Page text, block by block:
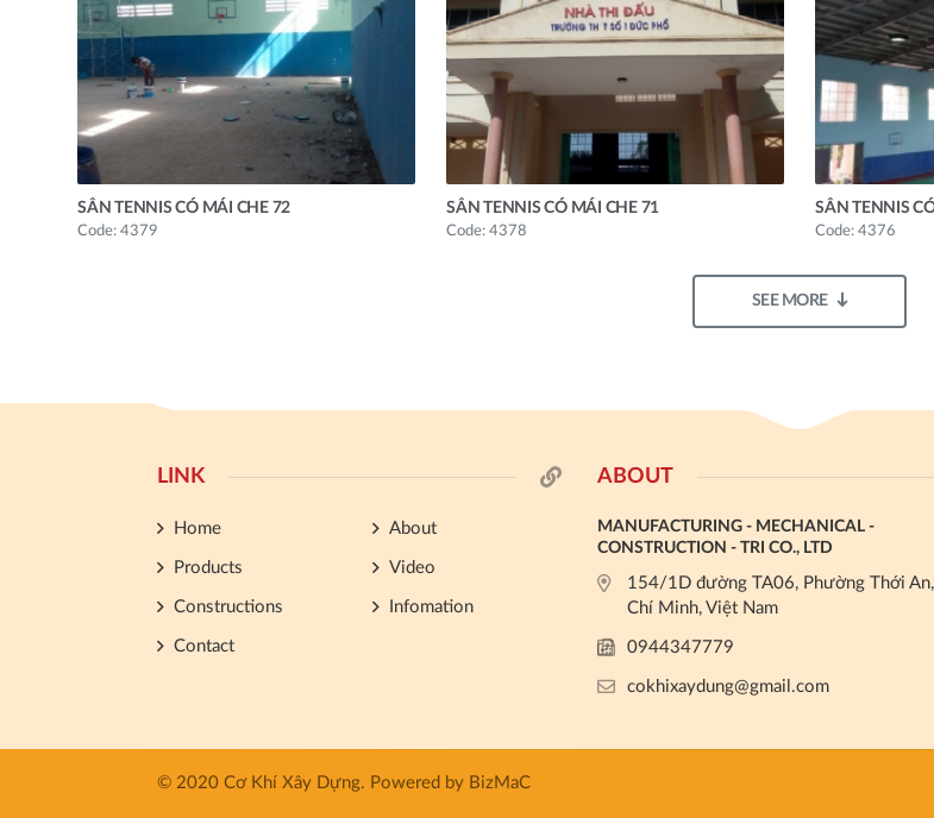
SÂN TENNIS CÓ MÁI CHE 72
Code: 4379
SÂN TENNIS CÓ MÁI CHE 71
Code: 4378
SÂN TENNIS
Code: 4376
SEE MORE
LINK
Home About
Products Video
Constructions Infomation
Contact
ABOUT
MANUFACTURING - MECHANICAL -
CONSTRUCTION - TRI CO., LTD
154/1D đường TA06, Phường Thới
Chí Minh, Việt Nam
0944347779
cokhixaydung@gmail.com
© 2020 Cơ Khí Xây Dựng. Powered by BizMaC